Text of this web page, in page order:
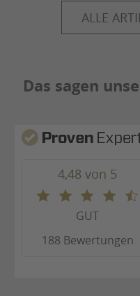
ALLE
Das sagen
4,48 von 5
GUT
188 Bewertungen